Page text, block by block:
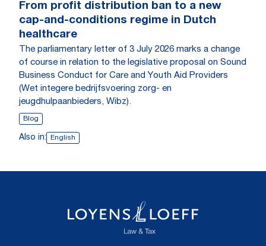
From profit distribution ban to a new
cap-and-conditions regime in Dutch
healthcare
The parliamentary letter of 3 July 2026 marks a change
of course in relation to the legislative proposal on Sound
Business Conduct for Care and Youth Aid Providers
(Wet integere bedrijfsvoering zorg- en
jeugdhulpaanbieders, Wibz).
Blog
Also in: English